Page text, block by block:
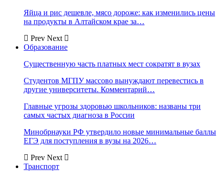
Яйца и рис дешевле, мясо дороже: как изменились цены
на продукты в Алтайском крае за…
Prev Next
Образование
Существенную часть платных мест сократят в вузах
Студентов МГПУ массово вынуждают перевестись в
другие университеты. Комментарий…
Главные угрозы здоровью школьников: названы три
самых частых диагноза в России
Минобрнауки РФ утвердило новые минимальные баллы
ЕГЭ для поступления в вузы на 2026…
Prev Next
Транспорт